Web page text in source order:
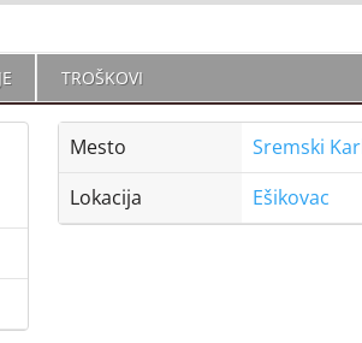
TROŠKOVI
Mesto
Sremski
Lokacija
Ešikovac